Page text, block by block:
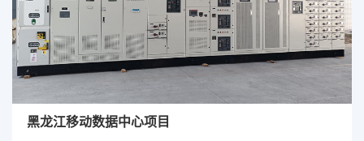
黑龙江移动数据中心项目